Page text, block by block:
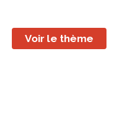
Voir le thème